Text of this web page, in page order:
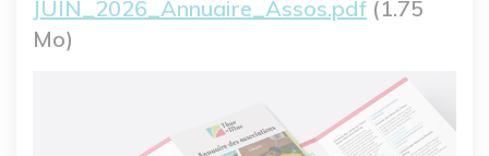
Fichier
JUIN_2026_Annuaire_Assos.pdf (1.75
Mo)